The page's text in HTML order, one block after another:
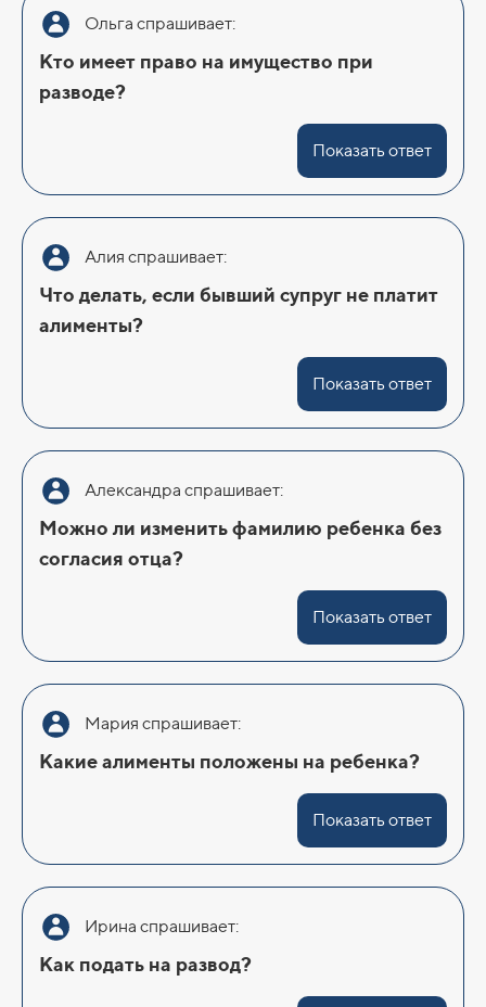
Ольга спрашивает:
Кто имеет право на имущество при
разводе?
Показать ответ
Алия спрашивает:
Что делать, если бывший супруг не платит
алименты?
Показать ответ
Александра спрашивает:
Можно ли изменить фамилию ребенка без
согласия отца?
Показать ответ
Мария спрашивает:
Какие алименты положены на ребенка?
Показать ответ
Ирина спрашивает:
Как подать на развод?